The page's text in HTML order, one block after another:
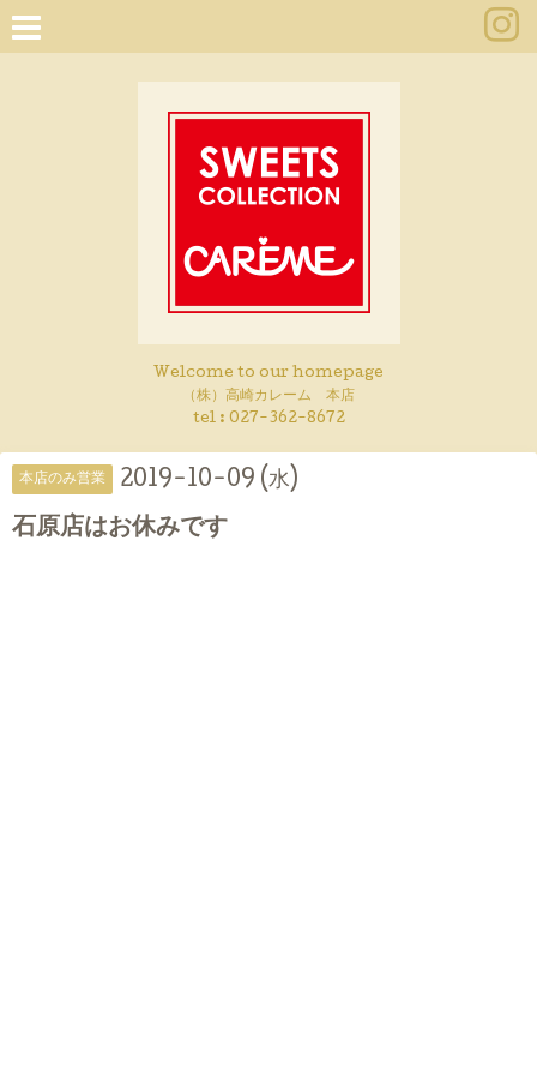
Welcome to our homepage
（株）高崎カレーム 本店
tel : 027-362-8672
本店のみ営業 2019-10-09 (水)
石原店はお休みです